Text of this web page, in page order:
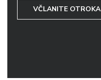
VČLANITE OTROKA